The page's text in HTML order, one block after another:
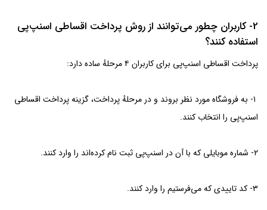
2- کاربران چطور می‌توانند از روش پرداخت اقساطی اسنپ‌پی
استفاده کنند؟
پرداخت اقساطی اسنپ‌پی برای کاربران ۴ مرحلهٔ ساده دارد:
۱- به فروشگاه مورد نظر بروند و در مرحلهٔ پرداخت، گزینه پرداخت اقساطی
اسنپ‌پی را انتخاب کنند.
۲- شماره موبایلی که با آن در اسنپ‌پی ثبت نام کرده‌اند را وارد کنند.
۳- کد تاییدی که می‌فرستیم را وارد کنند.